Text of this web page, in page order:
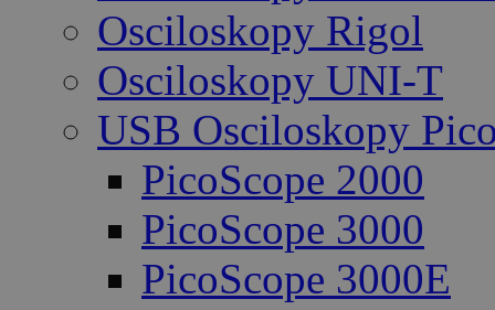
Osciloskopy Rigol
Osciloskopy UNI-T
USB Osciloskopy
PicoScope 2000
PicoScope 3000
PicoScope 3000E